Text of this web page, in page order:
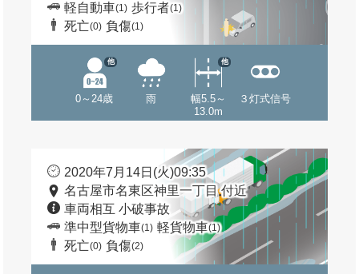
軽自動車(1) 歩行者(1)
死亡(0) 負傷(1)
0～24歳
他
雨
幅5.5～
13.0m
他
３灯式信号
2020年7月14日(火)09:35
名古屋市名東区神里一丁目 付近
車両相互 小破事故
準中型貨物車(1) 軽貨物車(1)
死亡(0) 負傷(2)